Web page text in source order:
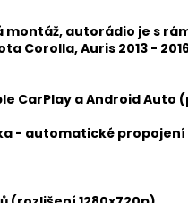
montáž, autorádio je s
Corolla, Auris 2013 -
CarPlay a Android Auto
- automatické